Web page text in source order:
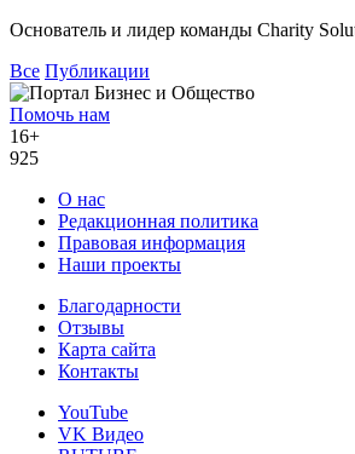
Основатель и лидер команды Charity
Все Публикации
Помочь нам
16+
925
О нас
Редакционная политика
Правовая информация
Наши проекты
Благодарности
Отзывы
Карта сайта
Контакты
YouTube
VK Видео